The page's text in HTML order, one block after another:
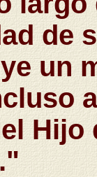
de
un
Hijo